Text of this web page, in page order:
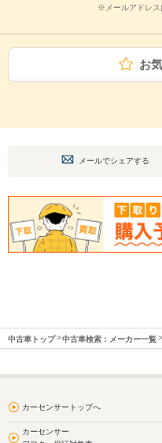
※メールアドレス
お
メールでシェアする
中古車トップ 中古車検索：メーカー一覧
カーセンサートップへ
カーセンサー